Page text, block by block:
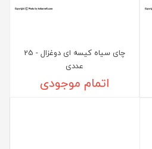
چای سیاه کیسه ای دوغزال - 25
عددی
اتمام موجودی